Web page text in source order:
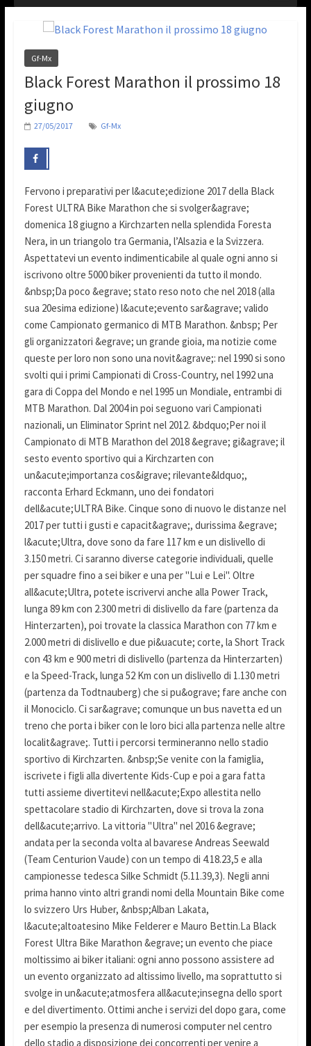
Gf-Mx
Black Forest Marathon il prossimo 18
giugno
27/05/2017 Gf-Mx
Fervono i preparativi per l&acute;edizione 2017 della Black
Forest ULTRA Bike Marathon che si svolger&agrave;
domenica 18 giugno a Kirchzarten nella splendida Foresta
Nera, in un triangolo tra Germania, l’Alsazia e la Svizzera.
Aspettatevi un evento indimenticabile al quale ogni anno si
iscrivono oltre 5000 biker provenienti da tutto il mondo.
&nbsp;Da poco &egrave; stato reso noto che nel 2018 (alla
sua 20esima edizione) l&acute;evento sar&agrave; valido
come Campionato germanico di MTB Marathon. &nbsp; Per
gli organizzatori &egrave; un grande gioia, ma notizie come
queste per loro non sono una novit&agrave;: nel 1990 si sono
svolti qui i primi Campionati di Cross-Country, nel 1992 una
gara di Coppa del Mondo e nel 1995 un Mondiale, entrambi di
MTB Marathon. Dal 2004 in poi seguono vari Campionati
nazionali, un Eliminator Sprint nel 2012. &bdquo;Per noi il
Campionato di MTB Marathon del 2018 &egrave; gi&agrave; il
sesto evento sportivo qui a Kirchzarten con
un&acute;importanza cos&igrave; rilevante&ldquo;,
racconta Erhard Eckmann, uno dei fondatori
dell&acute;ULTRA Bike. Cinque sono di nuovo le distanze nel
2017 per tutti i gusti e capacit&agrave;, durissima &egrave;
l&acute;Ultra, dove sono da fare 117 km e un dislivello di
3.150 metri. Ci saranno diverse categorie individuali, quelle
per squadre fino a sei biker e una per "Lui e Lei". Oltre
all&acute;Ultra, potete iscrivervi anche alla Power Track,
lunga 89 km con 2.300 metri di dislivello da fare (partenza da
Hinterzarten), poi trovate la classica Marathon con 77 km e
2.000 metri di dislivello e due pi&uacute; corte, la Short Track
con 43 km e 900 metri di dislivello (partenza da Hinterzarten)
e la Speed-Track, lunga 52 Km con un dislivello di 1.130 metri
(partenza da Todtnauberg) che si pu&ograve; fare anche con
il Monociclo. Ci sar&agrave; comunque un bus navetta ed un
treno che porta i biker con le loro bici alla partenza nelle altre
localit&agrave;. Tutti i percorsi termineranno nello stadio
sportivo di Kirchzarten. &nbsp;Se venite con la famiglia,
iscrivete i figli alla divertente Kids-Cup e poi a gara fatta
tutti assieme divertitevi nell&acute;Expo allestita nello
spettacolare stadio di Kirchzarten, dove si trova la zona
dell&acute;arrivo. La vittoria "Ultra" nel 2016 &egrave;
andata per la seconda volta al bavarese Andreas Seewald
(Team Centurion Vaude) con un tempo di 4.18.23,5 e alla
campionesse tedesca Silke Schmidt (5.11.39,3). Negli anni
prima hanno vinto altri grandi nomi della Mountain Bike come
lo svizzero Urs Huber, &nbsp;Alban Lakata,
l&acute;altoatesino Mike Felderer e Mauro Bettin.La Black
Forest Ultra Bike Marathon &egrave; un evento che piace
moltissimo ai biker italiani: ogni anno possono assistere ad
un evento organizzato ad altissimo livello, ma soprattutto si
svolge in un&acute;atmosfera all&acute;insegna dello sport
e del divertimento. Ottimi anche i servizi del dopo gara, come
per esempio la presenza di numerosi computer nel centro
dello stadio a disposizione dei concorrenti per venire a